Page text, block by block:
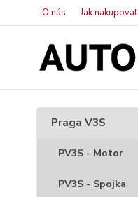
O nás Jak nakupovat
Praga V3S
PV3S - Motor
PV3S - Spojka